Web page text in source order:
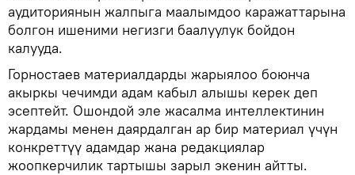
аудиториянын жалпыга маалымдоо каражаттарына
болгон ишеними негизги баалуулук бойдон
калууда.
Горностаев материалдарды жарыялоо боюнча
акыркы чечимди адам кабыл алышы керек деп
эсептейт. Ошондой эле жасалма интеллектинин
жардамы менен даярдалган ар бир материал үчүн
конкреттүү адамдар жана редакциялар
жоопкерчилик тартышы зарыл экенин айтты.